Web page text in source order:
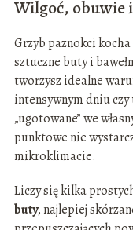
Wilgoć, obuwie
Grzyb paznokci
sztuczne buty i
tworzysz idealne
intensywnym dniu
„ugotowane” we
punktowe nie
mikroklimacie.
Liczy się kilka
buty, najlepiej